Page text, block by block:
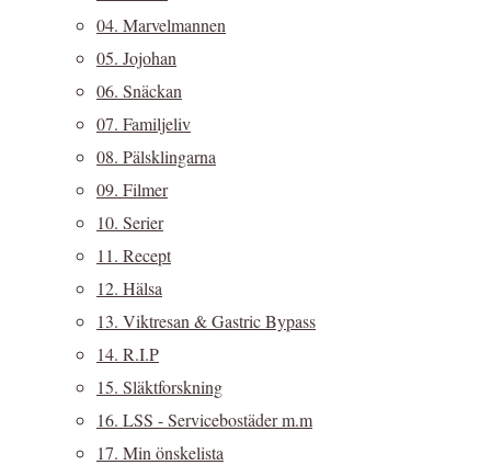
04. Marvelmannen
05. Jojohan
06. Snäckan
07. Familjeliv
08. Pälsklingarna
09. Filmer
10. Serier
11. Recept
12. Hälsa
13. Viktresan & Gastric Bypass
14. R.I.P
15. Släktforskning
16. LSS - Servicebostäder m.m
17. Min önskelista